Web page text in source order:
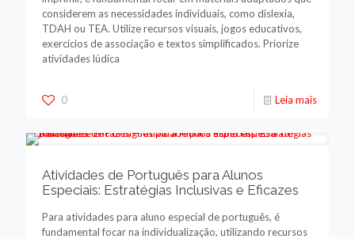
considerem as necessidades individuais, como dislexia,
TDAH ou TEA. Utilize recursos visuais, jogos educativos,
exercícios de associação e textos simplificados. Priorize
atividades lúdica
0 Leia mais
Atividades de Português para Alunos
Especiais: Estratégias Inclusivas e Eficazes
Para atividades para aluno especial de português, é
fundamental focar na individualização, utilizando recursos